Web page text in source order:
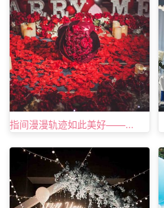
指间漫漫轨迹如此美好——...